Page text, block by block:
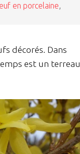
en porcelaine
décorés. Dans
est un terreau